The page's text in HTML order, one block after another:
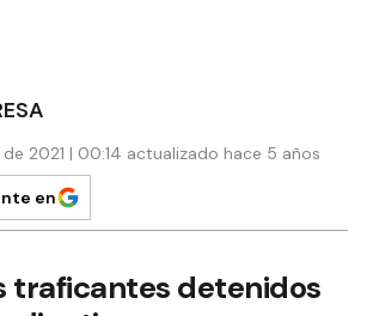
2021 | 00:14 actualizado hace 5 años
en
traficantes detenidos